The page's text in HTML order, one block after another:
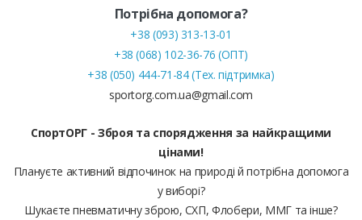
Потрібна допомога?
+38 (093) 313-13-01
+38 (068) 102-36-76 (ОПТ)
+38 (050) 444-71-84 (Тех. підтримка)
sportorg.com.ua@gmail.com
СпортОРГ - Зброя та спорядження за найкращими
цінами!
Плануєте активний відпочинок на природі й потрібна допомога
у виборі?
Шукаєте пневматичну зброю, СХП, Флобери, ММГ та інше?